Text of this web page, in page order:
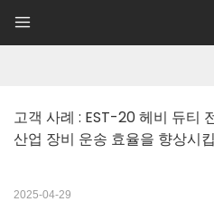
고객 사례 : EST-20 헤비 듀티
산업 장비 운송 효율을 향상시
2025-04-29